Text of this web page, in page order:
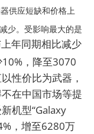
供应短缺和价格上
少。受影响最大的是
年同期相比减少
，降至3070
性价比为武器，
在中国市场等提
机型“Galaxy
，增至6280万